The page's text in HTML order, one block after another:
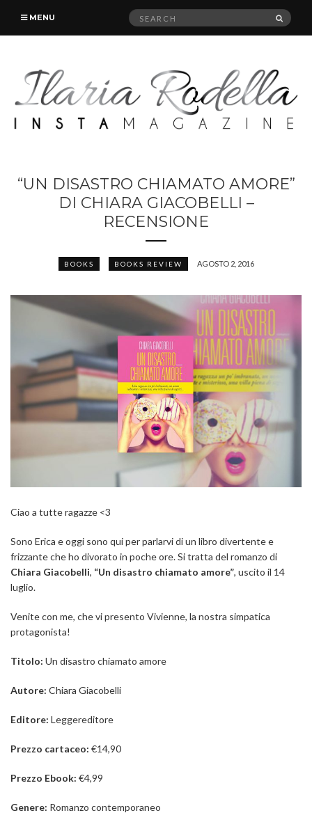
MENU
Search
“UN DISASTRO CHIAMATO AMORE”
DI CHIARA GIACOBELLI –
RECENSIONE
BOOKS BOOKS REVIEW AGOSTO 2, 2016
Ciao a tutte ragazze <3
Sono Erica e oggi sono qui per parlarvi di un libro divertente e
frizzante che ho divorato in poche ore. Si tratta del romanzo di
Chiara Giacobelli, “Un disastro chiamato amore”, uscito il 14
luglio.
Venite con me, che vi presento Vivienne, la nostra simpatica
protagonista!
Titolo: Un disastro chiamato amore
Autore: Chiara Giacobelli
Editore: Leggereditore
Prezzo cartaceo: €14,90
Prezzo Ebook: €4,99
Genere: Romanzo contemporaneo